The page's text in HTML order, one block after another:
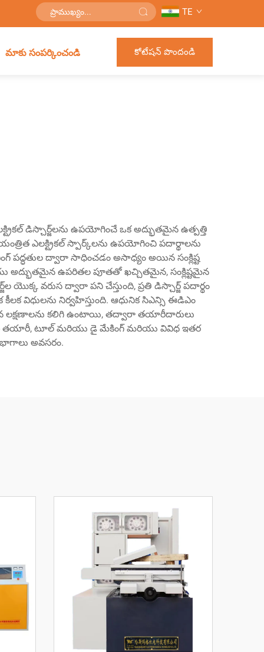
TE
మాకు సంపర్కించండి కోటేషన్ పొందండి
డిస్చార్జ్‌లను ఉపయోగించే ఒక అద్భుతమైన ఉత్పత్తి
ఎలక్ట్రికల్ స్పార్క్‌లను ఉపయోగించి పదార్థాలను
పద్ధతుల ద్వారా సాధించడం అసాధ్యం అయిన సంక్లిష్ట
అద్భుతమైన ఉపరితల పూతతో ఖచ్చితమైన, సంక్లిష్టమైన
యొక్క వరుస ద్వారా పని చేస్తుంది, ప్రతి డిస్చార్జ్ పదార్థం
విధులను నిర్వహిస్తుంది. ఆధునిక సిఎన్సి ఈడిఎం
లక్షణాలను కలిగి ఉంటాయి, తద్వారా తయారీదారులు
తయారీ, టూల్ మరియు డై మేకింగ్ మరియు వివిధ ఇతర
అవసరం.